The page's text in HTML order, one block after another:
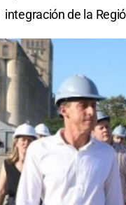
integración de la